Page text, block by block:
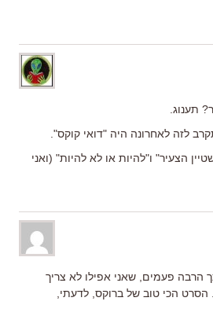
תענוג.
לזה לאחרונה היה "דואי קוקס".
הצעיר" ו"להיות או לא להיות" (ואני
הרבה פעמים, שאני אפילו לא צריך
הכי טוב של ברוקס, לדעתי,